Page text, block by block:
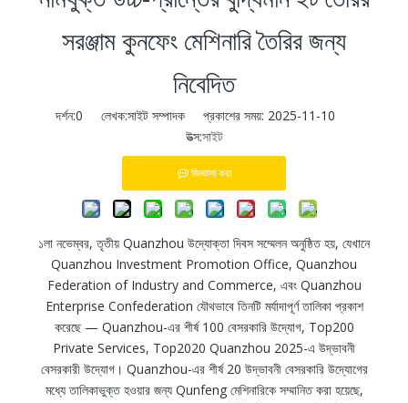
সরঞ্জাম কুনফেং মেশিনারি তৈরির জন্য
নিবেদিত
দর্শন:0 লেখক:সাইট সম্পাদক প্রকাশের সময়: 2025-11-10
উত্স:সাইট
জিজ্ঞাসা করা
১লা নভেম্বর, তৃতীয় Quanzhou উদ্যোক্তা দিবস সম্মেলন অনুষ্ঠিত হয়, যেখানে
Quanzhou Investment Promotion Office, Quanzhou
Federation of Industry and Commerce, এবং Quanzhou
Enterprise Confederation যৌথভাবে তিনটি মর্যাদাপূর্ণ তালিকা প্রকাশ
করেছে — Quanzhou-এর শীর্ষ 100 বেসরকারি উদ্যোগ, Top200
Private Services, Top2020 Quanzhou 2025-এ উদ্ভাবনী
বেসরকারী উদ্যোগ। Quanzhou-এর শীর্ষ 20 উদ্ভাবনী বেসরকারি উদ্যোগের
মধ্যে তালিকাভুক্ত হওয়ার জন্য Qunfeng মেশিনারিকে সম্মানিত করা হয়েছে,